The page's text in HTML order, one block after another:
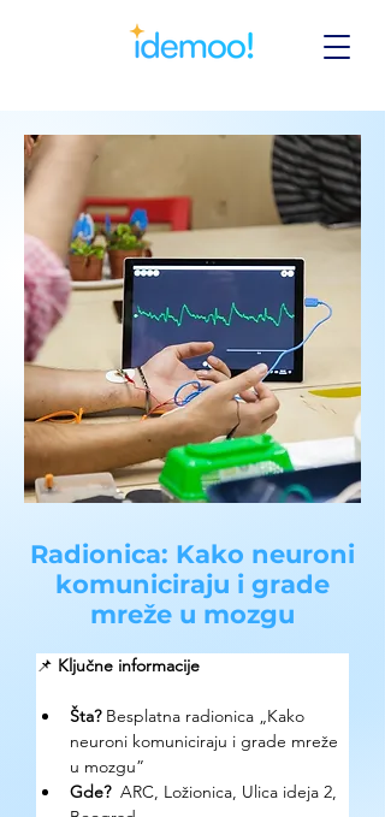
Radionica: Kako neuroni
komuniciraju i grade
mreže u mozgu
📌 Ključne informacije
Šta? Besplatna radionica „Kako
neuroni komuniciraju i grade mreže
u mozgu”
Gde? ARC, Ložionica, Ulica ideja 2,